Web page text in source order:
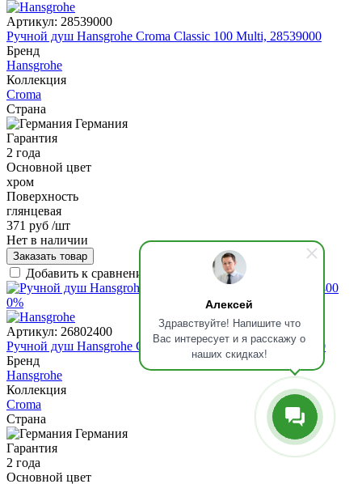
Алексей
Здравствуйте! Напишите что
Вас интересует и я расскажу о
наших скидках!
Артикул: 28539000
Ручной душ Hansgrohe Croma Classic 100 Multi, 28539000
Бренд
Hansgrohe
Коллекция
Croma
Страна
Германия
Гарантия
2 года
Основной цвет
хром
Поверхность
глянцевая
371 руб /шт
Нет в наличии
Заказать товар
Добавить к сравнению
0%
Артикул: 26802400
Ручной душ Hansgrohe Croma 110 Select S Vario, 26802400
Бренд
Hansgrohe
Коллекция
Croma
Страна
Германия
Гарантия
2 года
Основной цвет